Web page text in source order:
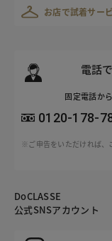
お店で試着サー
電話
固定電話から
0120-178-
※ご申告をいただければ、
DoCLASSE
公式SNSアカウント